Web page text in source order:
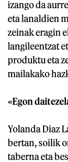
izango da
eta lanaldien
zeinak eragin
langileentzat
produktu eta
mailakako
«Egon
Yolanda Diaz
bertan, soilik
taberna eta